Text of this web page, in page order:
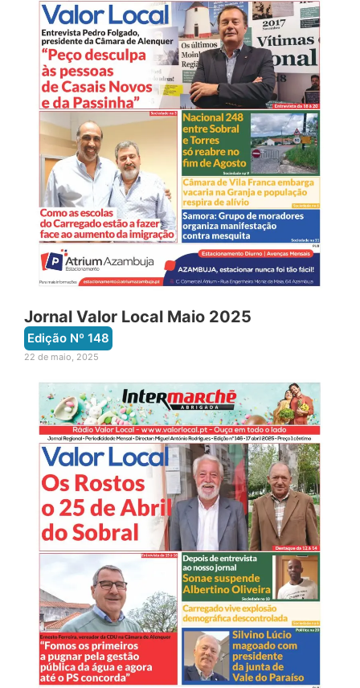
Jornal Valor Local Maio 2025
Edição Nº 148
22 de maio, 2025